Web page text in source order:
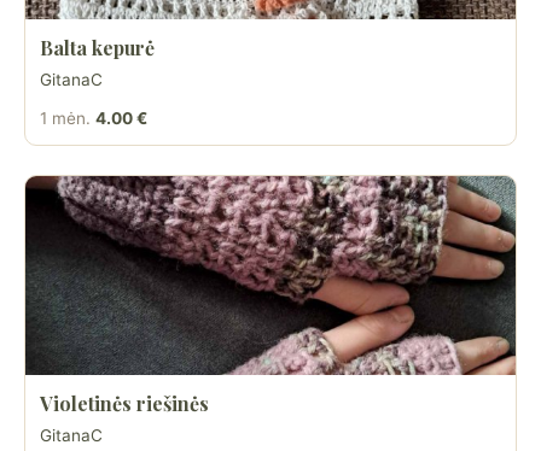
Balta kepurė
GitanaC
1 mėn. 4.00 €
Violetinės riešinės
GitanaC